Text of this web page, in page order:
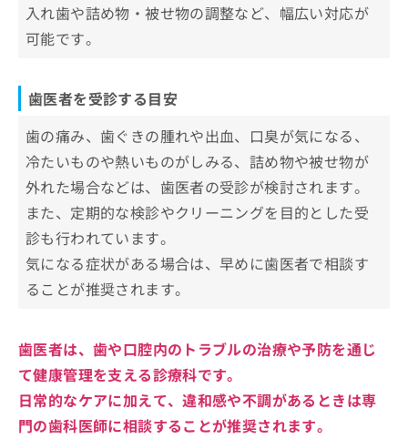
入れ歯や詰め物・被せ物の調整など、幅広い対応が
可能です。
歯医者を受診する目安
歯の痛み、歯ぐきの腫れや出血、口臭が気になる、
冷たいものや熱いものがしみる、詰め物や被せ物が
外れた場合などは、歯医者の受診が検討されます。
また、定期的な検診やクリーニングを目的とした受
診も行われています。
気になる症状がある場合は、早めに歯医者で相談す
ることが推奨されます。
歯医者は、歯や口腔内のトラブルの治療や予防を通じ
て健康管理を支える診療科です。
日常的なケアに加えて、違和感や不調があるときは専
門の歯科医師に相談することが推奨されます。